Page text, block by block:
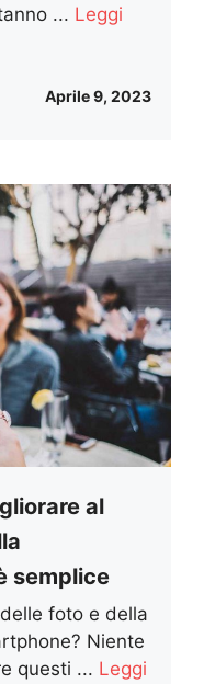
... Leggi
Aprile 9, 2023
al
semplice
foto e della
Niente
questi ... Leggi